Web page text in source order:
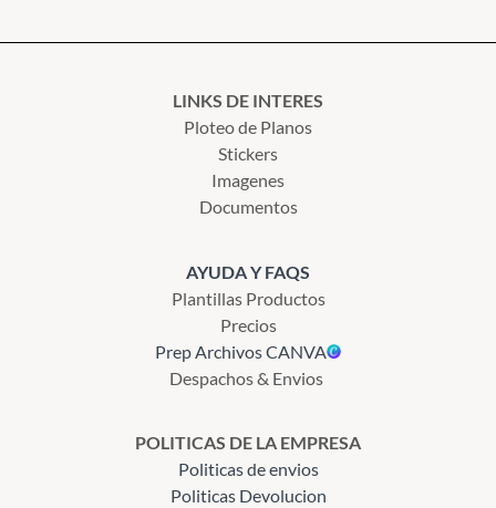
LINKS DE INTERES
Ploteo de Planos
Stickers
Imagenes
Documentos
AYUDA Y FAQS
Plantillas Productos
Precios
Prep Archivos CANVA
Despachos & Envios
POLITICAS DE LA EMPRESA
Politicas de envios
Politicas Devolucion